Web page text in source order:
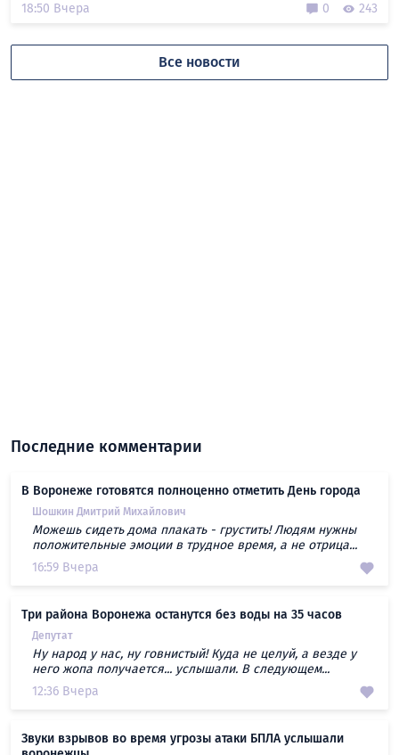
18:50 Вчера 0 243
Все новости
Последние комментарии
В Воронеже готовятся полноценно отметить День города
Шошкин Дмитрий Михайлович
Можешь сидеть дома плакать - грустить! Людям нужны
положительные эмоции в трудное время, а не отрица...
16:59 Вчера
Три района Воронежа останутся без воды на 35 часов
Депутат
Ну народ у нас, ну говнистый! Куда не целуй, а везде у
него жопа получается... услышали. В следующем...
12:36 Вчера
Звуки взрывов во время угрозы атаки БПЛА услышали